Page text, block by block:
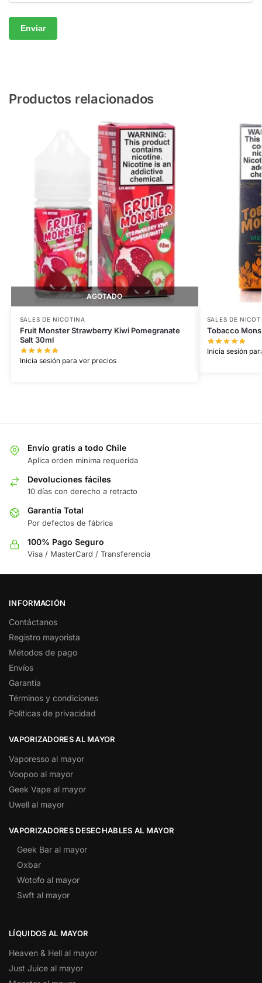
Productos relacionados
AGOTADO
SALES DE NICOTINA
Fruit Monster Strawberry Kiwi Pomegranate
Salt 30ml
Inicia sesión para ver precios
SALES DE
Tobacco
Inicia sesión
Envío gratis a todo Chile
Aplica orden minima requerida
Devoluciones fáciles
10 días con derecho a retracto
Garantía Total
Por defectos de fábrica
100% Pago Seguro
Visa / MasterCard / Transferencia
INFORMACIÓN
Contáctanos
Registro mayorista
Métodos de pago
Envíos
Garantía
Términos y condiciones
Políticas de privacidad
VAPORIZADORES AL MAYOR
Vaporesso al mayor
Voopoo al mayor
Geek Vape al mayor
Uwell al mayor
VAPORIZADORES DESECHABLES AL MAYOR
Geek Bar al mayor
Oxbar
Wotofo al mayor
Swft al mayor
LÍQUIDOS AL MAYOR
Heaven & Hell al mayor
Just Juice al mayor